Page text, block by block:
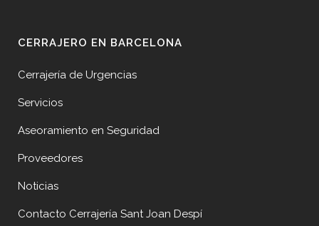
CERRAJERO EN BARCELONA
Cerrajería de Urgencias
Servicios
Aseoramiento en Seguridad
Proveedores
Noticias
Contacto Cerrajería Sant Joan Despí